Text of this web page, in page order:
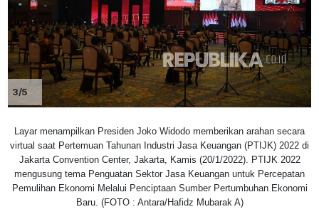
3/5
Layar menampilkan Presiden Joko Widodo memberikan arahan secara
virtual saat Pertemuan Tahunan Industri Jasa Keuangan (PTIJK) 2022 di
Jakarta Convention Center, Jakarta, Kamis (20/1/2022). PTIJK 2022
mengusung tema Penguatan Sektor Jasa Keuangan untuk Percepatan
Pemulihan Ekonomi Melalui Penciptaan Sumber Pertumbuhan Ekonomi
Baru. (FOTO : Antara/Hafidz Mubarak A)